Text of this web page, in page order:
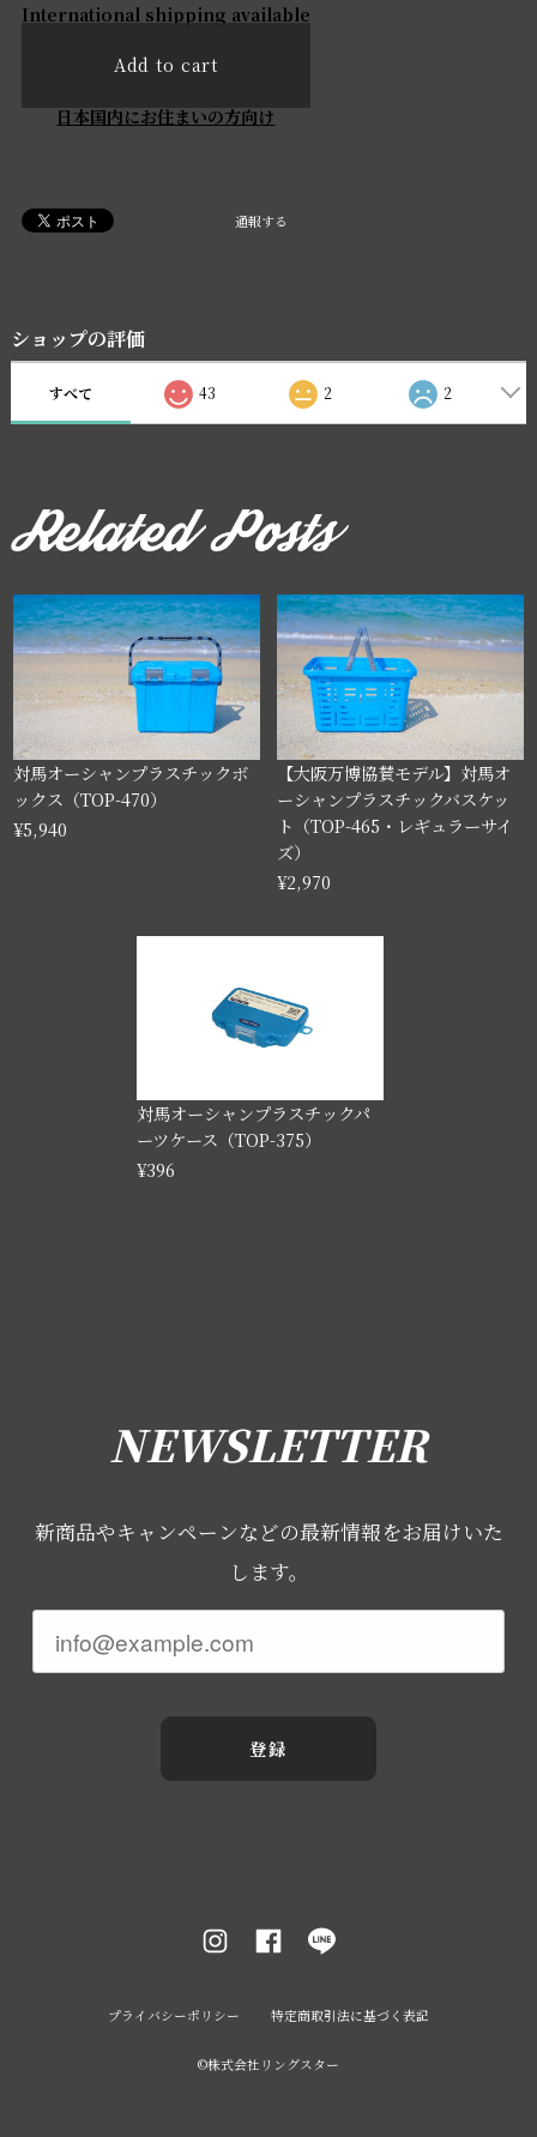
International shipping available
Add to cart
日本国内にお住まいの方向け
通報する
ショップの評価
すべて 43 2 2
対馬オーシャンプラスチックボ
ックス（TOP-470）
¥5,940
【大阪万博協賛モデル】対馬オ
ーシャンプラスチックバスケッ
ト（TOP-465・レギュラーサイ
ズ）
¥2,970
対馬オーシャンプラスチックパ
ーツケース（TOP-375）
¥396
NEWSLETTER
新商品やキャンペーンなどの最新情報をお届けいた
します。
登録
プライバシーポリシー 特定商取引法に基づく表記
©︎株式会社リングスター